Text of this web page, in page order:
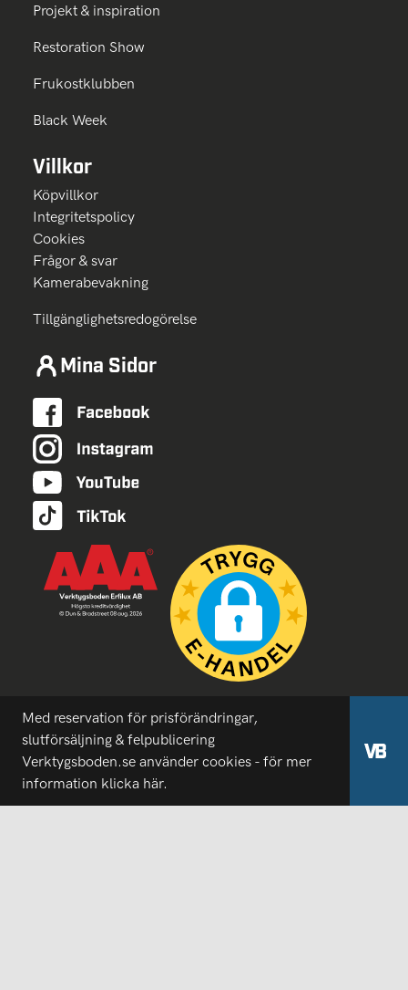
Projekt & inspiration
Restoration Show
Frukostklubben
Black Week
Villkor
Köpvillkor
Integritetspolicy
Cookies
Frågor & svar
Kamerabevakning
Tillgänglighetsredogörelse
Mina Sidor
Med reservation för prisförändringar,
slutförsäljning & felpublicering
Verktygsboden.se använder cookies - för mer
information klicka här.